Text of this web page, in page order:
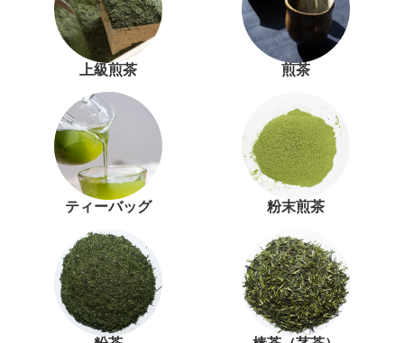
上級煎茶 煎茶
ティーバッグ 粉末煎茶